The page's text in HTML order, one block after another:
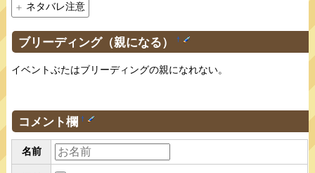
ネタバレ注意
ブリーディング（親になる） †
イベントぶたはブリーディングの親になれない。
コメント欄 †
名前